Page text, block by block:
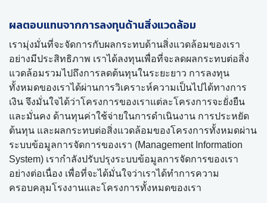
ผลตอบแทนจากการลงทุนด้านสิ่งแวดล้อม
เรามุ่งมั่นที่จะจัดการกับผลกระทบด้านสิ่งแวดล้อมของเรา
อย่างมีประสิทธิภาพ เราได้ลงทุนเพื่อที่จะลดผลกระทบต่อสิ่ง
แวดล้อมรวมไปถึงการลดต้นทุนในระยะยาว การลงทุน
ทั้งหมดของเราได้ผ่านการวิเคราะห์ความเป็นไปได้ทางการ
เงิน จึงมั่นใจได้ว่าโครงการของเราแต่ละโครงการจะยั่งยืน
และมั่นคง ด้านทุนค่าใช้จ่ายในการดำเนินงาน การประหยัด
ต้นทุน และผลกระทบต่อสิ่งแวดล้อมของโครงการทั้งหมดผ่าน
ระบบข้อมูลการจัดการของเรา (Management Information
System) เรากำลังปรับปรุงระบบข้อมูลการจัดการของเรา
อย่างต่อเนื่อง เพื่อที่จะได้มั่นใจว่าเราได้ทำการความ
ครอบคลุมโรงงานและโครงการทั้งหมดของเรา